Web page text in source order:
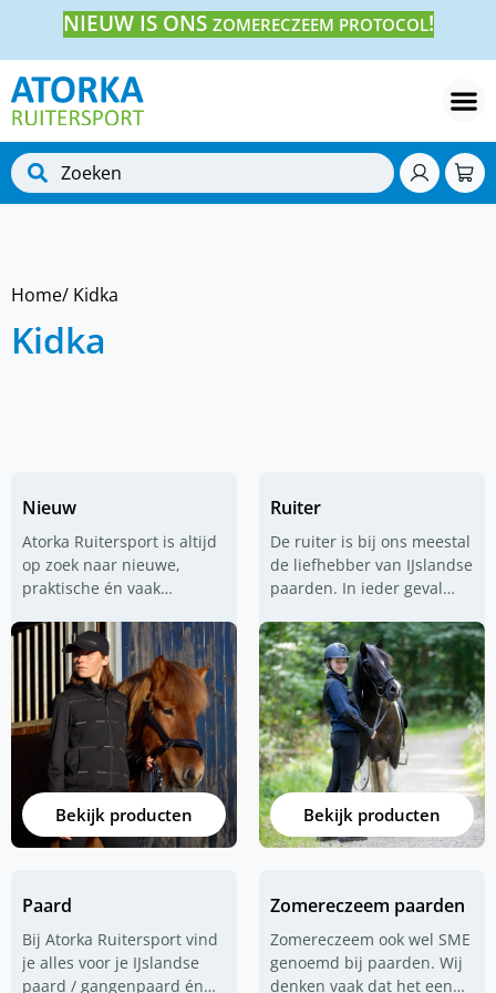
NIEUW IS ONS ZOMERECZEEM PROTOCOL!
Home/ Kidka
Kidka
Nieuw
Atorka Ruitersport is altijd
op zoek naar nieuwe,
praktische én vaak
producten. IJslandse
paarden, dat is onze
passie maar dat is niets
nieuws. Wij zoeken naar
waterdichte rijkleding voor
op én naast het paard
bijvoorbeeld. Maar ook
zadels voor paarden met
een korte rug. Op deze
pagina vind je de nieuwste
opgenomen. De ruiter die
vaak tochten maakt door
weer en wind, die is bij ons
aan het juiste adres.
Bekijk producten
Ruiter
De ruiter is bij ons meestal
de liefhebber van IJslandse
paarden. In ieder geval
comfortabele en praktische
rijkleding zoekt. Voor die
ruiter hebben wij alles in
huis en dan met name
jodhpur rijbroeken. Maar
ook goede waterdichte
jassen van UHIP,
goedejodphur
schoenenvan diverse
merken en ook fijne
Bekijk producten
Paard
Bij Atorka Ruitersport vind
je alles voor je IJslandse
paard / gangenpaard én
Zomereczeem paarden
Zomereczeem ook wel SME
genoemd bij paarden. Wij
denken vaak dat het een